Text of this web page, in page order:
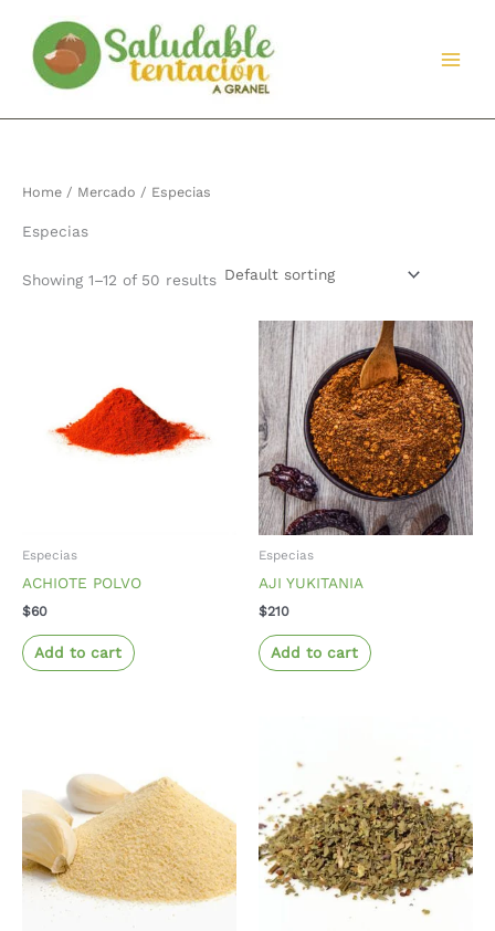
contenido
Home / Mercado / Especias
Especias
Showing 1–12 of 50 results
Especias
ACHIOTE POLVO
$60
Add to cart
Especias
AJI YUKITANIA
$210
Add to cart